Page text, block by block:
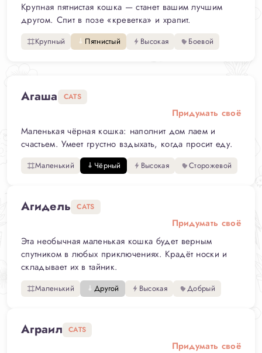
Крупная пятнистая кошка — станет вашим лучшим
другом. Спит в позе «креветка» и храпит.
Крупный Пятнистый Высокая Боевой
Агаша CATS
Придумать своё
Маленькая чёрная кошка: наполнит дом лаем и
счастьем. Умеет грустно вздыхать, когда просит еду.
Маленький Чёрный Высокая Сторожевой
Агидель CATS
Придумать своё
Эта необычная маленькая кошка будет верным
спутником в любых приключениях. Крадёт носки и
складывает их в тайник.
Маленький Другой Высокая Добрый
Аграил CATS
Придумать своё